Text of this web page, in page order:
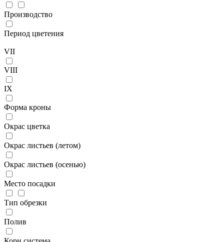
Производство
Период цветения
VII
VIII
IX
Форма кроны
Окрас цветка
Окрас листьев (летом)
Окрас листьев (осенью)
Место посадки
Тип обрезки
Полив